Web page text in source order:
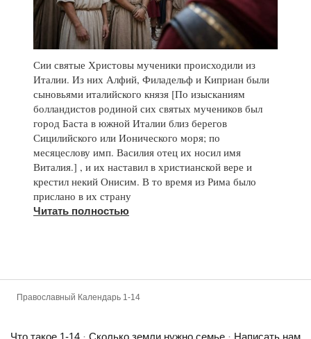
Сии святые Христовы мученики происходили из
Италии. Из них Алфий, Филадельф и Киприан были
сыновьями италийского князя [По изысканиям
болландистов родиной сих святых мучеников был
город Баста в южной Италии близ берегов
Сицилийского или Ионического моря; по
месяцеслову имп. Василия отец их носил имя
Виталия.] , и их наставил в христианской вере и
крестил некий Онисим. В то время из Рима было
прислано в их страну
Читать полностью
Православный Календарь 1-14
Что такое 1-14 · Сколько земли нужно семье · Написать нам